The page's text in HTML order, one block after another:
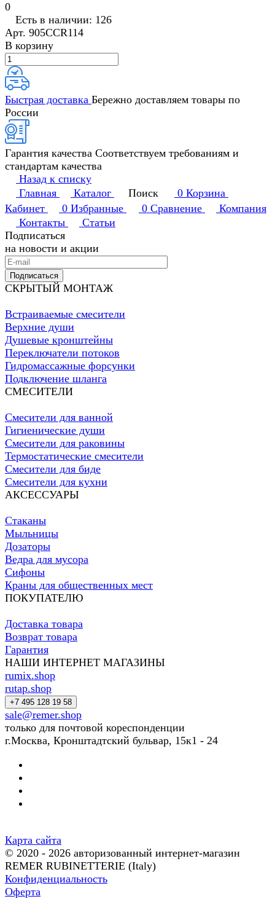
0
Есть в наличии: 126
Арт. 905CCR114
В корзину
Быстрая доставка Бережно доставляем товары по
России
Гарантия качества Соответствуем требованиям и
стандартам качества
Назад к списку
Главная
Каталог Поиск 0 Корзина
Кабинет
0 Избранные 0 Сравнение
Компания
Контакты
Статьи
Подписаться
на новости и акции
Подписаться
СКРЫТЫЙ МОНТАЖ
Встраиваемые смесители
Верхние души
Душевые кронштейны
Переключатели потоков
Гидромассажные форсунки
Подключение шланга
СМЕСИТЕЛИ
Смесители для ванной
Гигиенические души
Смесители для раковины
Термостатические смесители
Смесители для биде
Смесители для кухни
АКСЕССУАРЫ
Стаканы
Мыльницы
Дозаторы
Ведра для мусора
Сифоны
Краны для общественных мест
ПОКУПАТЕЛЮ
Доставка товара
Возврат товара
Гарантия
НАШИ ИНТЕРНЕТ МАГАЗИНЫ
rumix.shop
rutap.shop
+7 495 128 19 58
sale@remer.shop
только для почтовой кореспонденции
г.Москва, Кронштадтский бульвар, 15к1 - 24
Карта сайта
© 2020 - 2026 авторизованный интернет-магазин
REMER RUBINETTERIE (Italy)
Конфиденциальность
Оферта